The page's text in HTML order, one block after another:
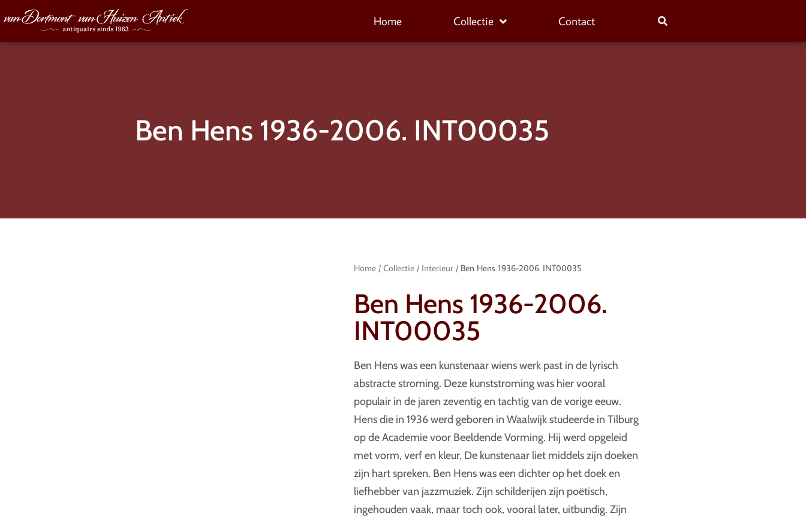
Home Collectie Contact
Ben Hens 1936-2006. INT00035
Home / Collectie / Interieur / Ben Hens 1936-2006. INT00035
Ben Hens 1936-2006.
INT00035
Ben Hens was een kunstenaar wiens werk past in de lyrisch
abstracte stroming. Deze kunststroming was hier vooral
populair in de jaren zeventig en tachtig van de vorige eeuw.
Hens die in 1936 werd geboren in Waalwijk studeerde in Tilburg
op de Academie voor Beeldende Vorming. Hij werd opgeleid
met vorm, verf en kleur. De kunstenaar liet middels zijn doeken
zijn hart spreken. Ben Hens was een dichter op het doek en
liefhebber van jazzmuziek. Zijn schilderijen zijn poëtisch,
ingehouden vaak, maar toch ook, vooral later, uitbundig. Zijn